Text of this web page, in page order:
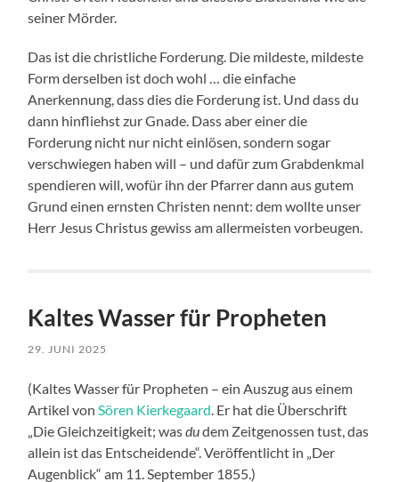
seiner Mörder.
Das ist die christliche Forderung. Die mildeste, mildeste
Form derselben ist doch wohl … die einfache
Anerkennung, dass dies die Forderung ist. Und dass du
dann hinfliehst zur Gnade. Dass aber einer die
Forderung nicht nur nicht einlösen, sondern sogar
verschwiegen haben will – und dafür zum Grabdenkmal
spendieren will, wofür ihn der Pfarrer dann aus gutem
Grund einen ernsten Christen nennt: dem wollte unser
Herr Jesus Christus gewiss am allermeisten vorbeugen.
Kaltes Wasser für Propheten
29. JUNI 2025
(Kaltes Wasser für Propheten – ein Auszug aus einem
Artikel vonSören Kierkegaard. Er hat die Überschrift
„Die Gleichzeitigkeit; wasdudem Zeitgenossen tust, das
allein ist das Entscheidende“. Veröffentlicht in „Der
Augenblick“ am 11. September 1855.)